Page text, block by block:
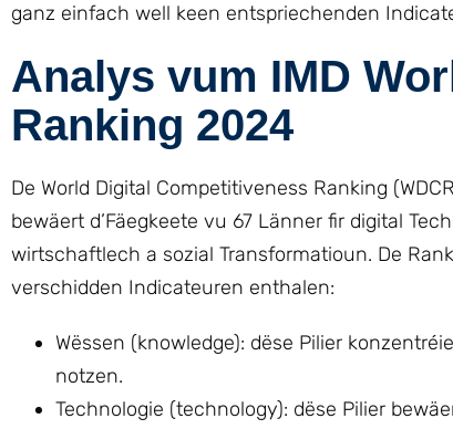
ganz einfach well keen entspriechenden
Analys vum IMD
Ranking 2024
De World Digital Competitiveness Ranking
bewäert d’Fäegkeete vu 67 Länner fir digital
wirtschaftlech a sozial Transformatioun. De
verschidden Indicateuren enthalen:
Wëssen (knowledge): dëse Pilier
notzen.
Technologie (technology): dëse Pilier